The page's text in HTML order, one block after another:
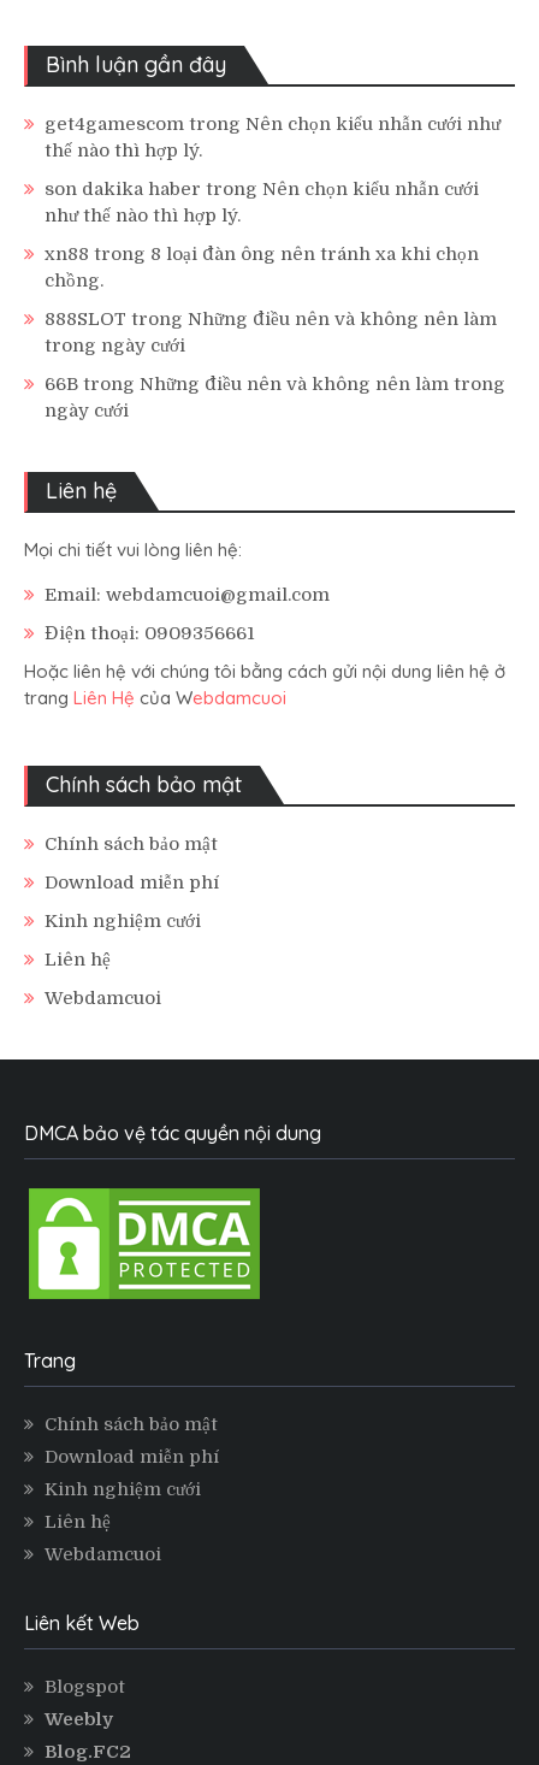
Bình luận gần đây
get4gamescom trong Nên chọn kiểu nhẫn cưới như
thế nào thì hợp lý.
son dakika haber trong Nên chọn kiểu nhẫn cưới
như thế nào thì hợp lý.
xn88 trong 8 loại đàn ông nên tránh xa khi chọn
chồng.
888SLOT trong Những điều nên và không nên làm
trong ngày cưới
66B trong Những điều nên và không nên làm trong
ngày cưới
Liên hệ
Mọi chi tiết vui lòng liên hệ:
Email: webdamcuoi@gmail.com
Điện thoại: 0909356661
Hoặc liên hệ với chúng tôi bằng cách gửi nội dung liên hệ ở
trang Liên Hệ của Webdamcuoi
Chính sách bảo mật
Chính sách bảo mật
Download miễn phí
Kinh nghiệm cưới
Liên hệ
Webdamcuoi
DMCA bảo vệ tác quyền nội dung
Trang
Chính sách bảo mật
Download miễn phí
Kinh nghiệm cưới
Liên hệ
Webdamcuoi
Liên kết Web
Blogspot
Weebly
Blog.FC2